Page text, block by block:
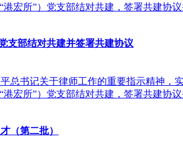
宏所”）党支部结对共建，签署共建协议
支部结对共建并签署共建协议
总书记关于律师工作的重要指示精神
宏所”）党支部结对共建，签署共建协议
（第二批）